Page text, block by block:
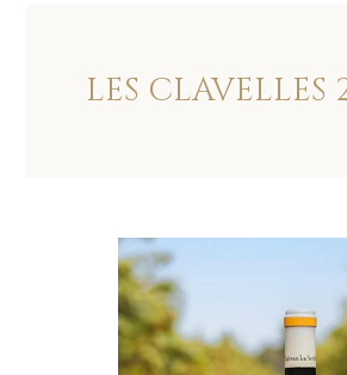
LES CLAVELLES